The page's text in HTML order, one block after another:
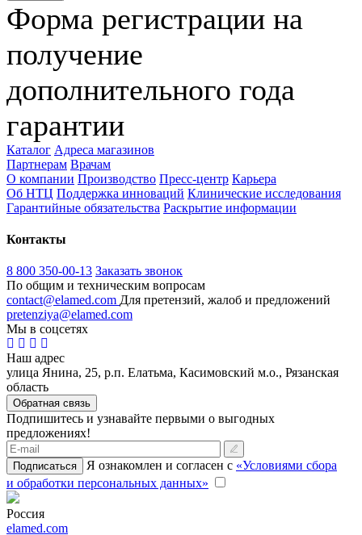
Форма регистрации на
получение
дополнительного года
гарантии
Каталог Адреса магазинов
Партнерам Врачам
О компании Производство Пресс-центр Карьера
Об НТЦ Поддержка инноваций Клинические исследования
Гарантийные обязательства Раскрытие информации
Контакты
8 800 350-00-13 Заказать звонок
По общим и техническим вопросам
contact@elamed.com Для претензий, жалоб и предложений
pretenziya@elamed.com
Мы в соцсетях
Наш адрес
улица Янина, 25, р.п. Елатьма, Касимовский м.о., Рязанская
область
Обратная связь
Подпишитесь и узнавайте первыми о выгодных
предложениях!
Подписаться Я ознакомлен и согласен с «Условиями сбора
и обработки персональных данных»
Россия
elamed.com